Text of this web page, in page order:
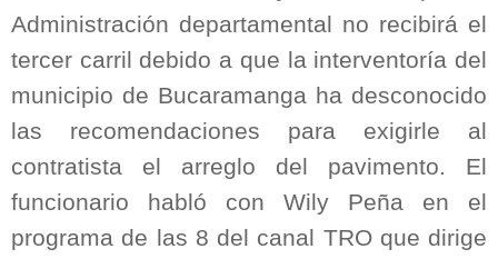
Administración departamental no recibirá el
tercer carril debido a que la interventoría del
municipio de Bucaramanga ha desconocido
las recomendaciones para exigirle al
contratista el arreglo del pavimento. El
funcionario habló con Wily Peña en el
programa de las 8 del canal TRO que dirige